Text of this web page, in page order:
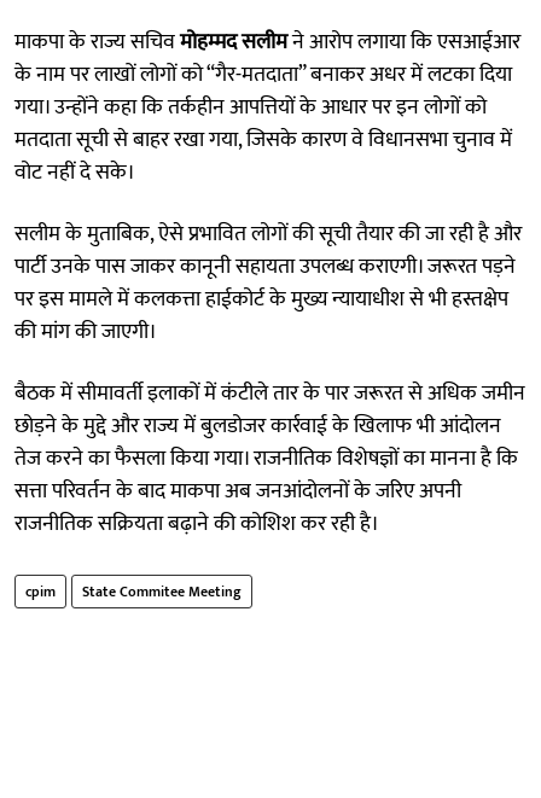
माकपा के राज्य सचिवमोहम्मद सलीमने आरोप लगाया कि एसआईआर
के नाम पर लाखों लोगों को “गैर-मतदाता” बनाकर अधर में लटका दिया
गया। उन्होंने कहा कि तर्कहीन आपत्तियों के आधार पर इन लोगों को
मतदाता सूची से बाहर रखा गया, जिसके कारण वे विधानसभा चुनाव में
वोट नहीं दे सके।
सलीम के मुताबिक, ऐसे प्रभावित लोगों की सूची तैयार की जा रही है और
पार्टी उनके पास जाकर कानूनी सहायता उपलब्ध कराएगी। जरूरत पड़ने
पर इस मामले में कलकत्ता हाईकोर्ट के मुख्य न्यायाधीश से भी हस्तक्षेप
की मांग की जाएगी।
बैठक में सीमावर्ती इलाकों में कंटीले तार के पार जरूरत से अधिक जमीन
छोड़ने के मुद्दे और राज्य में बुलडोजर कार्रवाई के खिलाफ भी आंदोलन
तेज करने का फैसला किया गया। राजनीतिक विशेषज्ञों का मानना है कि
सत्ता परिवर्तन के बाद माकपा अब जनआंदोलनों के जरिए अपनी
राजनीतिक सक्रियता बढ़ाने की कोशिश कर रही है।
cpim State Commitee Meeting